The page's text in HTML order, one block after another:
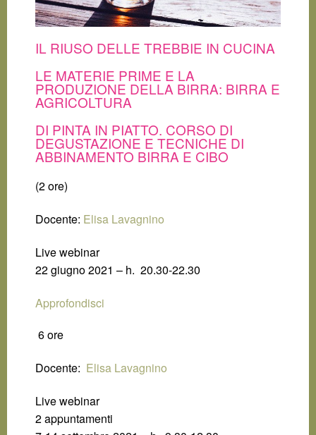
IL RIUSO DELLE TREBBIE IN CUCINA
LE MATERIE PRIME E LA
PRODUZIONE DELLA BIRRA: BIRRA E
AGRICOLTURA
DI PINTA IN PIATTO. CORSO DI
DEGUSTAZIONE E TECNICHE DI
ABBINAMENTO BIRRA E CIBO
(2 ore)
Docente: Elisa Lavagnino
Live webinar
22 giugno 2021 – h. 20.30-22.30
Approfondisci
6 ore
Docente: Elisa Lavagnino
Live webinar
2 appuntamenti